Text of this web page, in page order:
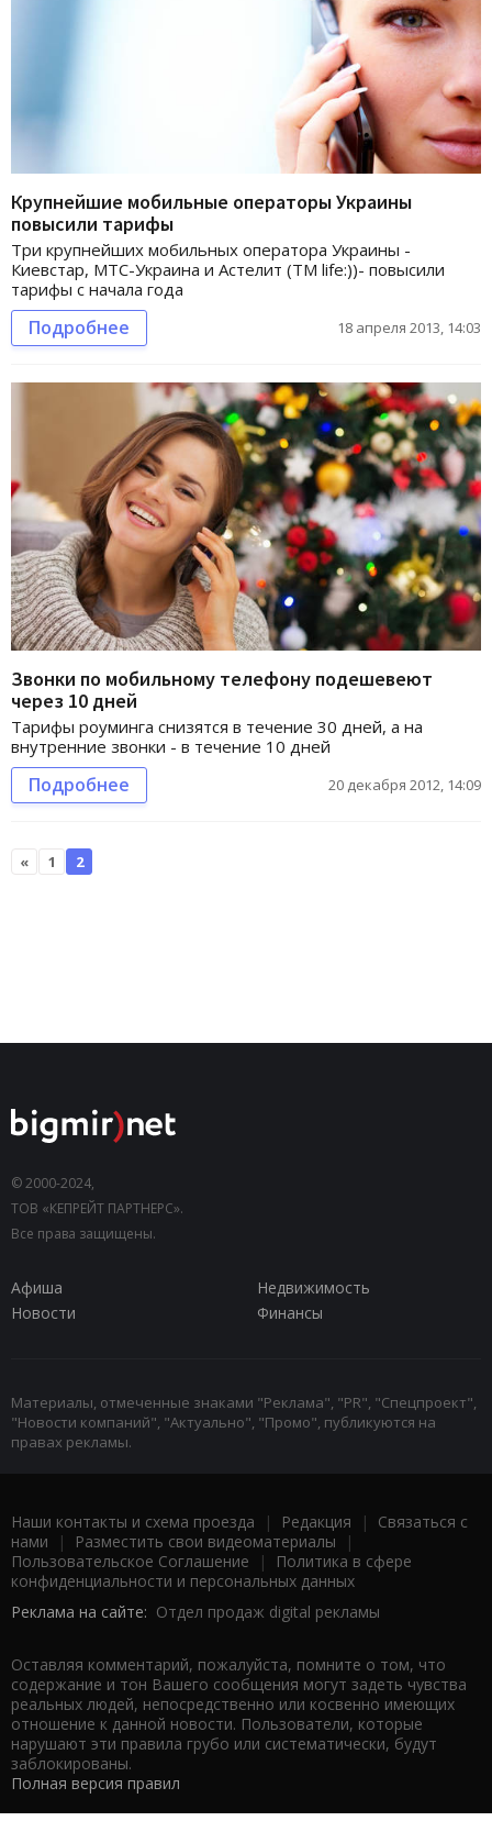
Крупнейшие мобильные операторы Украины
повысили тарифы
Три крупнейших мобильных оператора Украины -
Киевстар, МТС-Украина и Астелит (ТМ life:))- повысили
тарифы с начала года
Подробнее 18 апреля 2013, 14:03
Звонки по мобильному телефону подешевеют
через 10 дней
Тарифы роуминга снизятся в течение 30 дней, а на
внутренние звонки - в течение 10 дней
Подробнее 20 декабря 2012, 14:09
« 1 2
© 2000-2024,
ТОВ «КЕПРЕЙТ ПАРТНЕРС».
Все права защищены.
Афиша
Недвижимость
Новости
Финансы
Материалы, отмеченные знаками "Реклама", "PR", "Спецпроект",
"Новости компаний", "Актуально", "Промо", публикуются на
правах рекламы.
Наши контакты и схема проезда | Редакция | Связаться с
нами | Разместить свои видеоматериалы |
Пользовательское Соглашение |
Политика в сфере
конфиденциальности и персональных данных
Реклама на сайте: Отдел продаж digital рекламы
Оставляя комментарий, пожалуйста, помните о том, что
содержание и тон Вашего сообщения могут задеть чувства
реальных людей, непосредственно или косвенно имеющих
отношение к данной новости. Пользователи, которые
нарушают эти правила грубо или систематически, будут
заблокированы.
Полная версия правил